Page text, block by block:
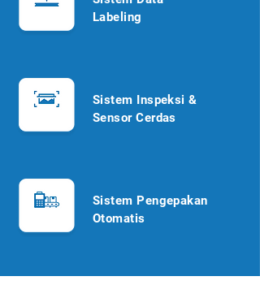
Labeling
Sistem Inspeksi &
Sensor Cerdas
Sistem Pengepakan
Otomatis